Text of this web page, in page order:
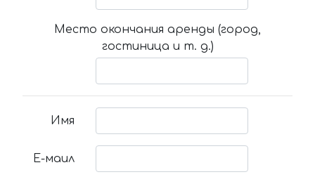
Место окончания аренды (город,
гостиница и т. д.)
Имя
Е-маил